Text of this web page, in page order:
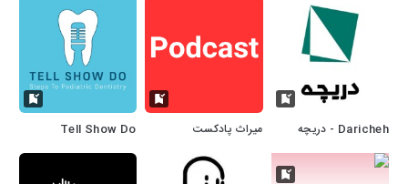
Daricheh - دریچه میراث پادکست Tell Show Do